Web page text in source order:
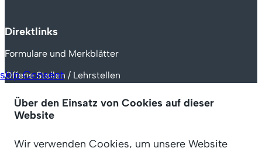
skip Consent
Über den Einsatz von Cookies auf dieser
Website
Wir verwenden Cookies, um unsere Website
Direktlinks
Formulare und Merkblätter
Offene Stellen / Lehrstellen
Auszahlungstermine
IV Rechnungsportal
Extranet für Partner